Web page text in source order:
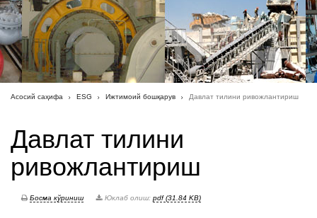
Асосий саҳифа ESG Ижтимоий бошқарув Давлат тилини ривожлантириш
Давлат тилини
ривожлантириш
Босма кўриниш Юклаб олиш: pdf (31.84 KB)